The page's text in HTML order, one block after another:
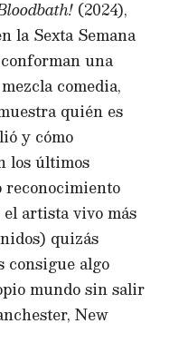
(2024),
la Sexta Semana
una
comedia,
quién es
y cómo
los últimos
reconocimiento
artista vivo más
quizás
consigue algo
mundo sin salir
New